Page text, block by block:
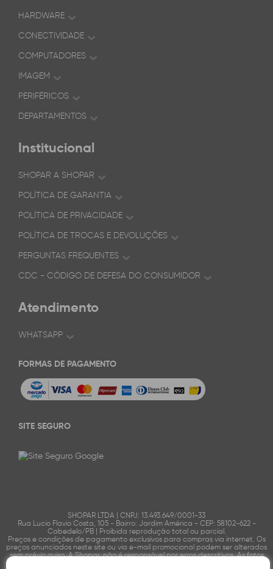
HARDWARE
CONECTIVIDADE
COMPUTADORES
IMAGEM
PERIFÉRICOS
DEPARTAMENTOS
Institucional
SHOPAR A SHOPAR
POLÍTICA DE GARANTIA
POLÍTICA DE PRIVACIDADE
POLÍTICA DE TROCAS E DEVOLUÇÕES
PERGUNTAS FREQUENTES
CDC - CÓDIGO DE DEFESA DO CONSUMIDOR
Atendimento
WHATSAPP
FORMAS DE PAGAMENTO
SITE SEGURO
SHOPAR LTDA | CNPJ: 13.493.649/0001-33
Rua Lucio Flavio Costa, 105 - Bairro: Jardim América - CEP: 58102-622 -
Cabedelo/PB | Proibida reprodução total ou parcial.
Preços e condições de pagamento exclusivos para compras via internet. Os
preços anunciados neste site ou via e-mail promocional podem ser alterados
sem prévio aviso. A Shopar, não é responsável por erros descritivos. As fotos